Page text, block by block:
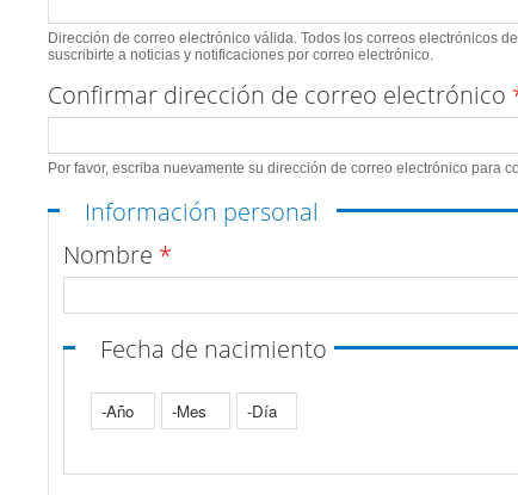
Dirección de correo electrónico válida. Todos los correos electrónicos
suscribirte a noticias y notificaciones por correo electrónico.
Confirmar dirección de correo electrónico
Por favor, escriba nuevamente su dirección de correo electrónico para
Ocultar
Información personal
Nombre *
Fecha de nacimiento
Año
Mes Día